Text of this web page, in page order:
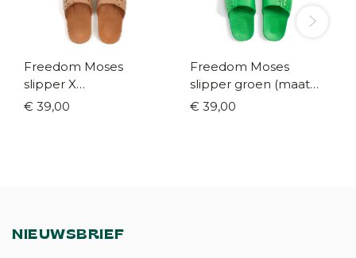
Freedom Moses
slipper X
hippeschoentjes (maat
€ 39,00
Freedom Moses
slipper groen (maat
24-43)
€ 39,00
NIEUWSBRIEF